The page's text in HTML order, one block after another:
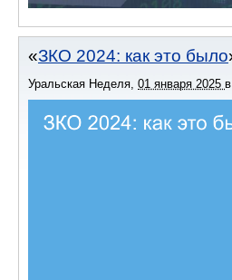
ЗКО 2024: как это было
Уральская Неделя 01 января 2025 в